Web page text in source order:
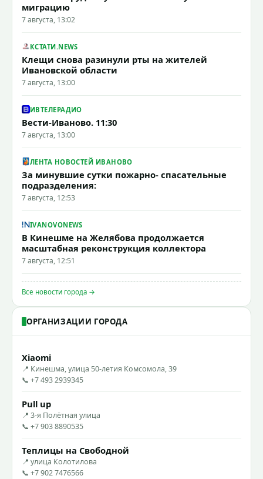
миграцию
7 августа, 13:02
КСТАТИ.NEWS
Клещи снова разинули рты на жителей
Ивановской области
7 августа, 13:00
ИВТЕЛЕРАДИО
Вести-Иваново. 11:30
7 августа, 13:00
ЛЕНТА НОВОСТЕЙ ИВАНОВО
За минувшие сутки пожарно- спасательные
подразделения:
7 августа, 12:53
IVANOVONEWS
В Кинешме на Желябова продолжается
масштабная реконструкция коллектора
7 августа, 12:51
Все новости города →
ОРГАНИЗАЦИИ ГОРОДА
Xiaomi
📍 Кинешма, улица 50-летия Комсомола, 39
📞 +7 493 2939345
Pull up
📍 3-я Полётная улица
📞 +7 903 8890535
Теплицы на Свободной
📍 улица Колотилова
📞 +7 902 7476566